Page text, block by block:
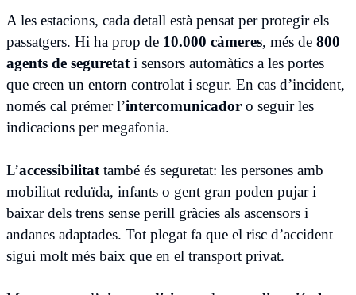
A les estacions, cada detall està pensat per protegir els
passatgers. Hi ha prop de 10.000 càmeres, més de 800
agents de seguretat i sensors automàtics a les portes
que creen un entorn controlat i segur. En cas d’incident,
només cal prémer l’intercomunicador o seguir les
indicacions per megafonia.
L’accessibilitat també és seguretat: les persones amb
mobilitat reduïda, infants o gent gran poden pujar i
baixar dels trens sense perill gràcies als ascensors i
andanes adaptades. Tot plegat fa que el risc d’accident
sigui molt més baix que en el transport privat.